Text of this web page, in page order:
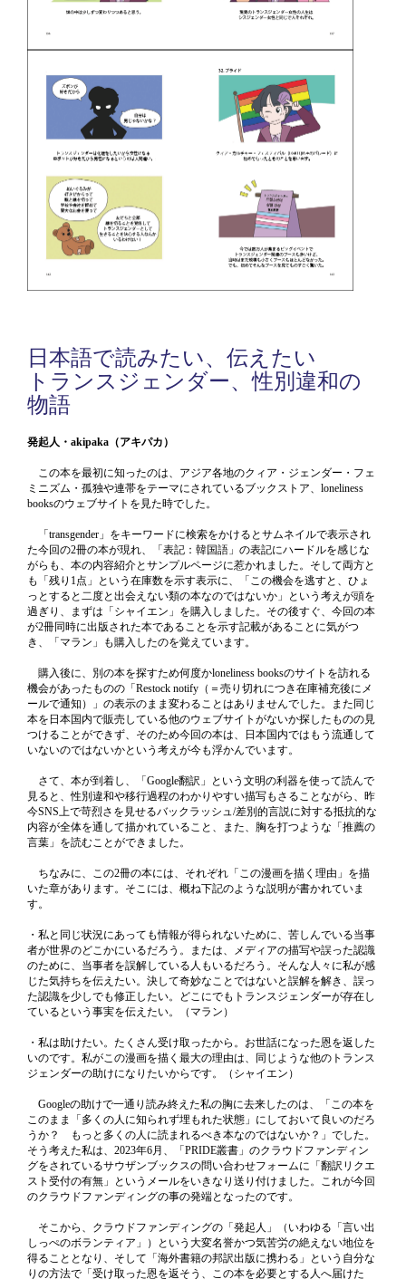
日本語で読みたい、伝えたい
トランスジェンダー、性別違和の
物語
発起人・akipaka（アキパカ）
この本を最初に知ったのは、アジア各地のクィア・ジェンダー・フェ
ミニズム・孤独や連帯をテーマにされているブックストア、loneliness
booksのウェブサイトを見た時でした。
「transgender」をキーワードに検索をかけるとサムネイルで表示され
た今回の2冊の本が現れ、「表記：韓国語」の表記にハードルを感じな
がらも、本の内容紹介とサンプルページに惹かれました。そして両方と
も「残り1点」という在庫数を示す表示に、「この機会を逃すと、ひょ
っとすると二度と出会えない類の本なのではないか」という考えが頭を
過ぎり、まずは「シャイエン」を購入しました。その後すぐ、今回の本
が2冊同時に出版された本であることを示す記載があることに気がつ
き、「マラン」も購入したのを覚えています。
購入後に、別の本を探すため何度かloneliness booksのサイトを訪れる
機会があったものの「Restock notify（＝売り切れにつき在庫補充後にメ
ールで通知）」の表示のまま変わることはありませんでした。また同じ
本を日本国内で販売している他のウェブサイトがないか探したものの見
つけることができず、そのため今回の本は、日本国内ではもう流通して
いないのではないかという考えが今も浮かんでいます。
さて、本が到着し、「Google翻訳」という文明の利器を使って読んで
見ると、性別違和や移行過程のわかりやすい描写もさることながら、昨
今SNS上で苛烈さを見せるバックラッシュ/差別的言説に対する抵抗的な
内容が全体を通して描かれていること、また、胸を打つような「推薦の
言葉」を読むことができました。
ちなみに、この2冊の本には、それぞれ「この漫画を描く理由」を描
いた章があります。そこには、概ね下記のような説明が書かれていま
す。
・私と同じ状況にあっても情報が得られないために、苦しんでいる当事
者が世界のどこかにいるだろう。または、メディアの描写や誤った認識
のために、当事者を誤解している人もいるだろう。そんな人々に私が感
じた気持ちを伝えたい。決して奇妙なことではないと誤解を解き、誤っ
た認識を少しでも修正したい。どこにでもトランスジェンダーが存在し
ているという事実を伝えたい。（マラン）
・私は助けたい。たくさん受け取ったから。お世話になった恩を返した
いのです。私がこの漫画を描く最大の理由は、同じような他のトランス
ジェンダーの助けになりたいからです。（シャイエン）
Googleの助けで一通り読み終えた私の胸に去来したのは、「この本を
このまま「多くの人に知られず埋もれた状態」にしておいて良いのだろ
うか？ もっと多くの人に読まれるべき本なのではないか？」でした。
そう考えた私は、2023年6月、「PRIDE叢書」のクラウドファンディン
グをされているサウザンブックスの問い合わせフォームに「翻訳リクエ
スト受付の有無」というメールをいきなり送り付けました。これが今回
のクラウドファンディングの事の発端となったのです。
そこから、クラウドファンディングの「発起人」（いわゆる「言い出
しっぺのボランティア」）という大変名誉かつ気苦労の絶えない地位を
得ることとなり、そして「海外書籍の邦訳出版に携わる」という自分な
りの方法で「受け取った恩を返そう、この本を必要とする人へ届けた